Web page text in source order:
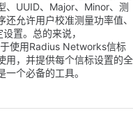
、UUID、Major、Minor、测
允许用户校准测量功率值、
置。总的来说，
使用Radius Networks信标
用，并提供每个信标设置的全
个必备的工具。